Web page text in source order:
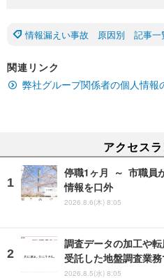
情報漏えい事故 原因別 記事一
関連リンク
弊社グループ関係者の個人情報
アクセス
停職1ヶ月 ～ 市職員
情報を口外
2026.8.6(木) 8:05
調査データの加工や
受託した地盤調査業
2026.8.5(水) 8:05